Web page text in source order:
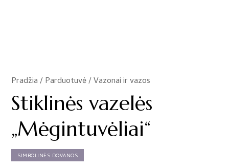
Pradžia/Parduotuvė/Vazonai ir vazos
/
Stiklinės vazelės
„Mėgintuvėliai“
SIMBOLINĖS DOVANOS